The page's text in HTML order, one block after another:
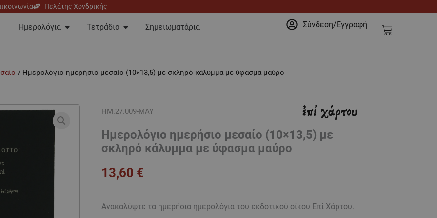
Πελάτης Χονδρικής
Ημερολόγια Open Ημερολόγια
Τετράδια Open Τετράδια
Σημειωματάρια Σύνδεση/Εγγραφή Cart
/ Ημερολόγιο ημερήσιο μεσαίο (10×13,5) με σκληρό κάλυμμα με ύφασμα μαύρο
ΗΜ.27.009-ΜΑΥ
Ημερολόγιο ημερήσιο μεσαίο (10×13,5) με
σκληρό κάλυμμα με ύφασμα μαύρο
13,60 €
Ανακαλύψτε τα ημερήσια ημερολόγια του εκδοτικού οίκου Επί Χάρτου.